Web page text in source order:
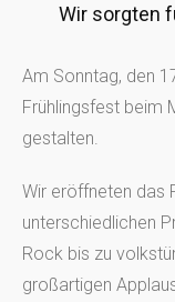
Wir sorgten
Am Sonntag, den
Frühlingsfest beim
gestalten.
Wir eröffneten das
unterschiedlichen
Rock bis zu
großartigen